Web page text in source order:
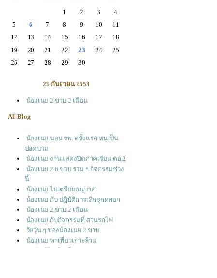
1 2 3
4
5
6 7 8 9 10
11
12
13 14 15 16 17
18
19
20 21 22 23 24
25
26
27 28 29 30
23 กันยายน 2553
น้องเนย 2 ขวบ 2 เดือน
All Blog
น้องเนย นอน รพ. ครั้งแรก หนูเป็น
ปอดบวม
น้องเนย งานแสดงปิดภาคเรียน ตอ.2
น้องเนย 2.6 ขวบ รวม ๆ กิจกรรมช่วง
นี้
น้องเนย ไปเตรียมอนุบาล
น้องเนย กับ ปฎิบัติการเลิกจุกหลอก
น้องเนย 2 ขวบ 2 เดือน
น้องเนย กับกิจกรรมที่ สวนรถไฟ
วัยวุ่น ๆ ของน้องเนย 2 ขวบ
น้องเนย พาเที่ยวเกาะล้าน
สุขสันต์วันเกิด น้องเนย 2 ขวบ